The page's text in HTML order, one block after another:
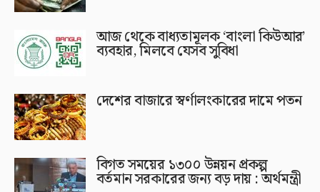
আজ থেকে বাধ্যতামূলক ‘বাংলা কিউআর’
ব্যবহার, মিলবে যেসব সুবিধা
দেশের বাজারে স্বর্ণালংকারের দামে পতন
বিগত সময়ের ১৩০০ উন্নয়ন প্রকল্প
বর্তমান সরকারের জন্য বড় দায় : অর্থমন্ত্রী